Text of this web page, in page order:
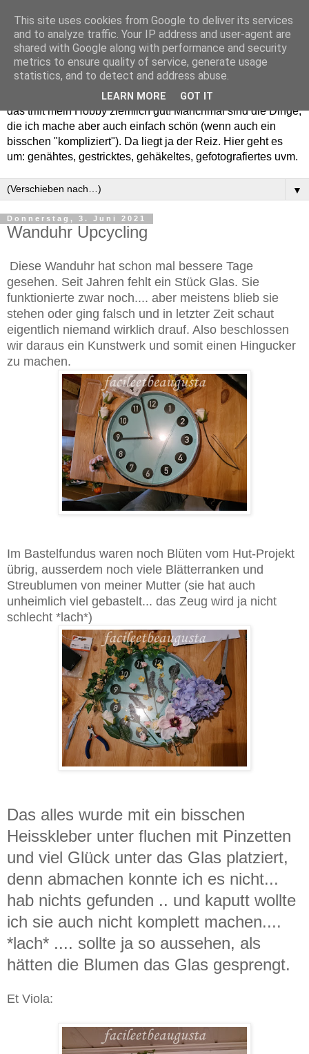
Willkommen in meinem "Wohnzimmer". Einfach und schön -
das trifft mein Hobby ziemlich gut! Manchmal sind die Dinge,
die ich mache aber auch einfach schön (wenn auch ein
bisschen "kompliziert"). Da liegt ja der Reiz. Hier geht es
um: genähtes, gestricktes, gehäkeltes, gefotografiertes uvm.
▼
Donnerstag, 3. Juni 2021
Wanduhr Upcycling
Diese Wanduhr hat schon mal bessere Tage
gesehen. Seit Jahren fehlt ein Stück Glas. Sie
funktionierte zwar noch.... aber meistens blieb sie
stehen oder ging falsch und in letzter Zeit schaut
eigentlich niemand wirklich drauf. Also beschlossen
wir daraus ein Kunstwerk und somit einen Hingucker
zu machen.
Im Bastelfundus waren noch Blüten vom Hut-Projekt
übrig, ausserdem noch viele Blätterranken und
Streublumen von meiner Mutter (sie hat auch
unheimlich viel gebastelt... das Zeug wird ja nicht
schlecht *lach*)
Das alles wurde mit ein bisschen
Heisskleber unter fluchen mit Pinzetten
und viel Glück unter das Glas platziert,
denn abmachen konnte ich es nicht...
hab nichts gefunden .. und kaputt wollte
ich sie auch nicht komplett machen....
*lach* .... sollte ja so aussehen, als
hätten die Blumen das Glas gesprengt.
Et Viola:
This site uses cookies from Google to deliver its services
and to analyze traffic. Your IP address and user-agent are
shared with Google along with performance and security
metrics to ensure quality of service, generate usage
statistics, and to detect and address abuse.
LEARN MORE GOT IT